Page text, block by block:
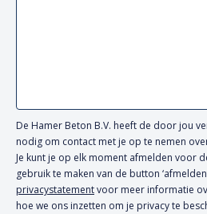
De Hamer Beton B.V. heeft de door jou
nodig om contact met je op te nemen
Je kunt je op elk moment afmelden voor
gebruik te maken van de button
privacystatementvoor meer informatie
hoe we ons inzetten om je privacy te